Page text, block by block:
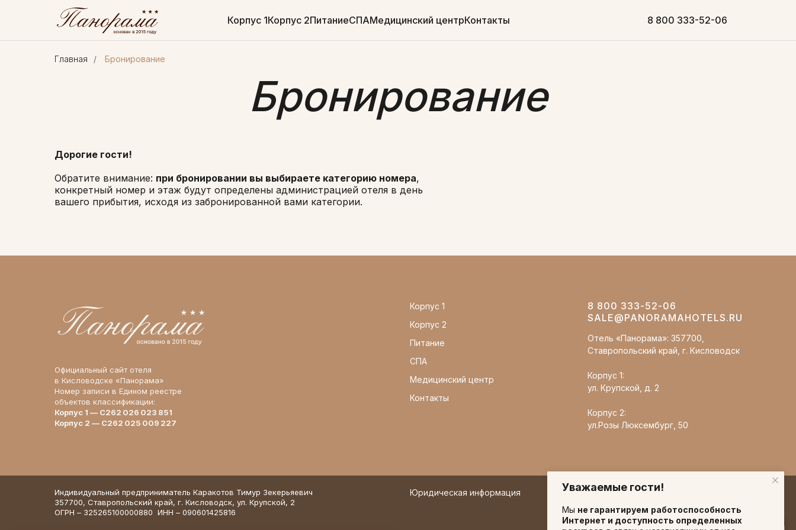
Корпус 1Корпус 2ПитаниеСПАМедицинский центрКонтакты 8 800 333-52-06
Главная / Бронирование
Бронирование
Дорогие гости!
Обратите внимание: при бронировании вы выбираете категорию номера,
конкретный номер и этаж будут определены администрацией отеля в день
вашего прибытия, исходя из забронированной вами категории.
Уважаемые гости!
Мы не гарантируем работоспособность
Интернет и доступность определенных
Официальный сайт отеля
в Кисловодске «Панорама»
Номер записи в Едином реестре
объектов классификации:
Корпус 1 — С262 026 023 851
Корпус 2 — С262 025 009 227
Корпус 1
Корпус 2
Питание
СПА
Медицинский центр
Контакты
8 800 333-52-06
SALE@PANORAMAHOTELS.RU
Отель «Панорама»: 357700,
Ставропольский край, г. Кисловодск
Корпус 1:
ул. Крупской, д. 2
Корпус 2:
ул.Розы Люксембург, 50
Индивидуальный предприниматель Каракотов Тимур Зекерьяевич
357700, Ставропольский край, г. Кисловодск, ул. Крупской, 2
ОГРН – 325265100000880 ИНН – 090601425816
Юридическая информация